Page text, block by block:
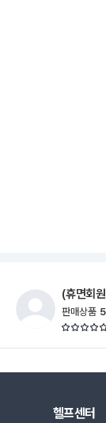
(휴면회
판매상품
헬프센터